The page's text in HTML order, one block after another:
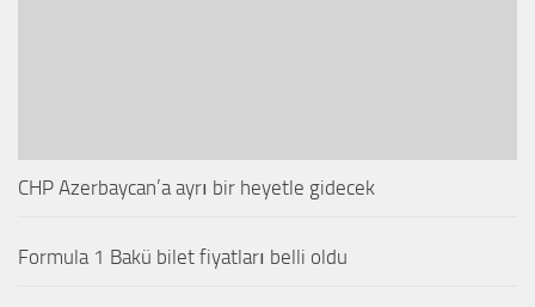
CHP Azerbaycan’a ayrı bir heyetle gidecek
Formula 1 Bakü bilet fiyatları belli oldu